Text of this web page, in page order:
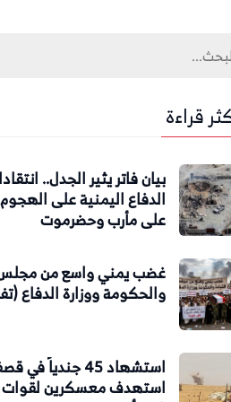
قراءة
بيان فاتر يثير الجدل..
الدفاع اليمنية على
على مأرب وحضرموت
غضب يمني واسع من مجلس
والحكومة ووزارة الدفاع
استشهاد 45
استهدف معسكرين لقوات